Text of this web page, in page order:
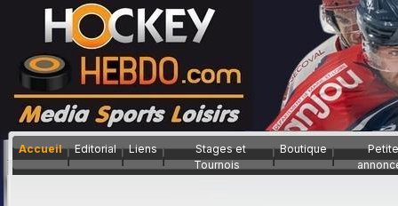
Accueil Editorial Liens
Stages et
Tournois
Boutique